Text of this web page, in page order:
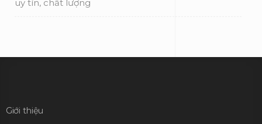
uy tín, chất lượng
Giới thiệu